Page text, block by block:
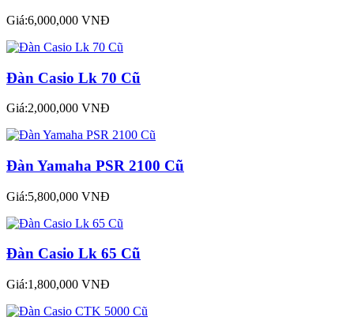
Giá:6,000,000 VNĐ
Đàn Casio Lk 70 Cũ
Giá:2,000,000 VNĐ
Đàn Yamaha PSR 2100 Cũ
Giá:5,800,000 VNĐ
Đàn Casio Lk 65 Cũ
Giá:1,800,000 VNĐ